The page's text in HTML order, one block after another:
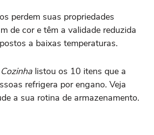
perdem suas propriedades
de cor e têm a validade reduzida
a baixas temperaturas.
listou os 10 itens que a
refrigera por engano. Veja
a sua rotina de armazenamento.